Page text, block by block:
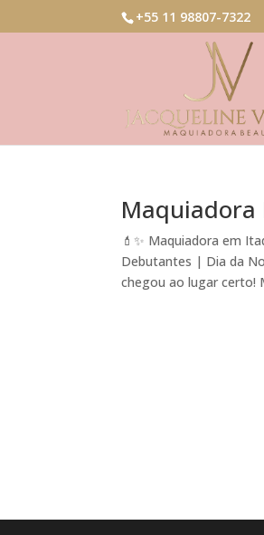
+55 11 98807-7322
Maquiadora
💄✨ Maquiadora em
Debutantes | Dia da
chegou ao lugar certo!